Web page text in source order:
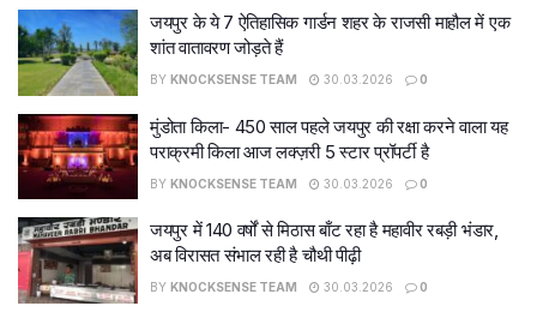
जयपुर के ये 7 ऐतिहासिक गार्डन शहर के राजसी माहौल में एक
शांत वातावरण जोड़ते हैं
BY KNOCKSENSE TEAM 30.03.2026 0
मुंडोता किला- 450 साल पहले जयपुर की रक्षा करने वाला यह
पराक्रमी किला आज लक्ज़री 5 स्टार प्रॉपर्टी है
BY KNOCKSENSE TEAM 30.03.2026 0
जयपुर में 140 वर्षों से मिठास बाँट रहा है महावीर रबड़ी भंडार,
अब विरासत संभाल रही है चौथी पीढ़ी
BY KNOCKSENSE TEAM 30.03.2026 0